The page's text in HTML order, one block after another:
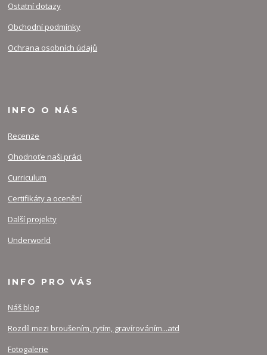
Ostatní dotazy
Obchodní podmínky
Ochrana osobních údajů
INFO O NÁS
Recenze
Ohodnoťe naši práci
Curriculum
Certifikáty a ocenění
Další projekty
Underworld
INFO PRO VÁS
Náš blog
Rozdíl mezi broušením, rytím, gravírováním...atd
Fotogalerie